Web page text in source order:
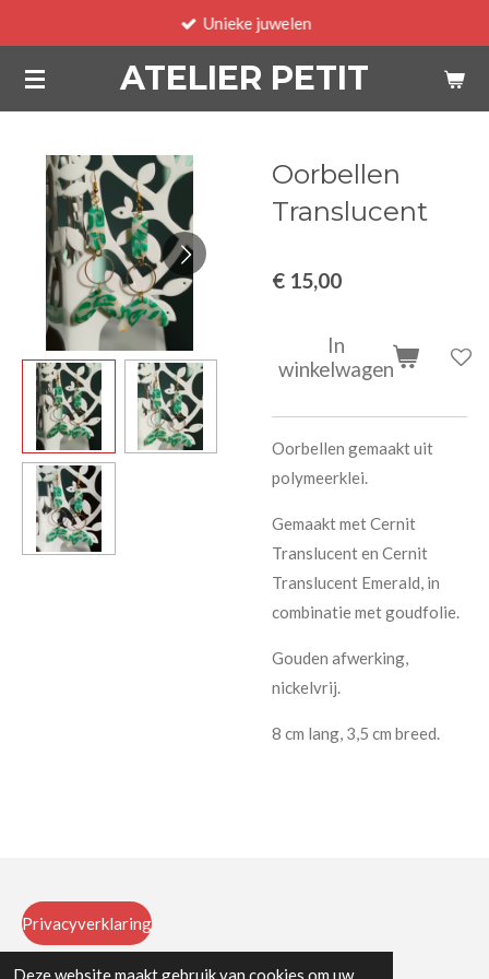
Deze website maakt gebruik van cookies om uw
naar
de
ATELIER PETIT
Unieke juwelen
Oorbellen
Translucent
€ 15,00
In
winkelwagen
Oorbellen gemaakt uit
polymeerklei.
Gemaakt met Cernit
Translucent en Cernit
Translucent Emerald, in
combinatie met goudfolie.
Gouden afwerking,
nickelvrij.
8 cm lang, 3,5 cm breed.
Privacyverklaring